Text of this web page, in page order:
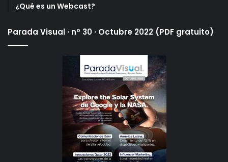
¿Qué es un Webcast?
Parada Visual · nº 30 · Octubre 2022 (PDF gratuito)